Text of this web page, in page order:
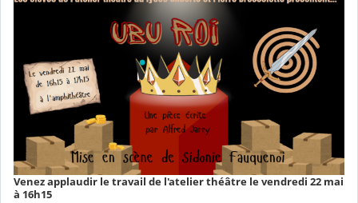
Venez applaudir le travail de l'atelier théâtre le vendredi 22 mai
à 16h15